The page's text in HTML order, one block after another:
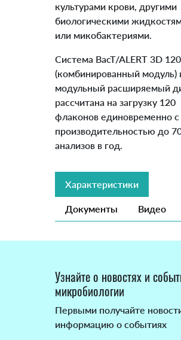
культурами крови, другими
биологическими
или микобактериями.
Система BacT/ALERT 3D 120
(комбинированный модуль)
модульный расширяемый
рассчитана на загрузку 120
флаконов единовременно с
производительностью до
анализов в год.
Характеристики
Документы Видео
Узнайте о новостях и
микробиологии
Первыми получайте
информацию о событиях